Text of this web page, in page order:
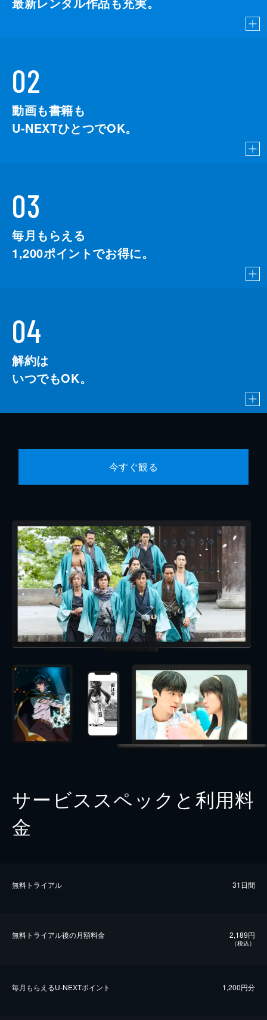
02
動画も書籍も
U-NEXTひとつでOK。
03
毎月もらえる
1,200ポイントでお得に。
04
解約は
いつでもOK。
今すぐ観る
サービススペックと利用料
金
無料トライアル 31日間
無料トライアル後の⽉額料金 2,189円
（税込）
毎⽉もらえるU-NEXTポイント 1,200円分